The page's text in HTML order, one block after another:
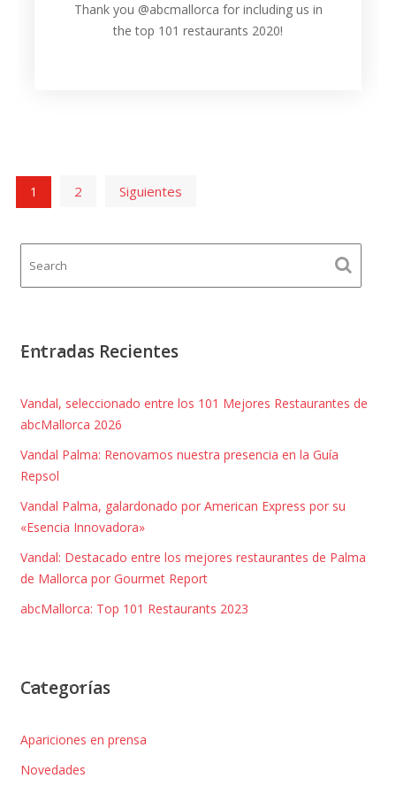
Thank you @abcmallorca for including us in
the top 101 restaurants 2020!
Paginación
de
entradas
1 2 Siguientes
Entradas Recientes
Vandal, seleccionado entre los 101 Mejores Restaurantes de
abcMallorca 2026
Vandal Palma: Renovamos nuestra presencia en la Guía
Repsol
Vandal Palma, galardonado por American Express por su
«Esencia Innovadora»
Vandal: Destacado entre los mejores restaurantes de Palma
de Mallorca por Gourmet Report
abcMallorca: Top 101 Restaurants 2023
Categorías
Apariciones en prensa
Novedades